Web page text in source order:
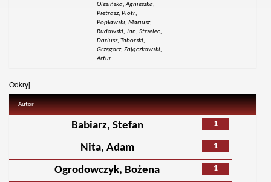
Olesińska, Agnieszka;
Pietrasz, Piotr;
Popławski, Mariusz;
Rudowski, Jan; Strzelec,
Dariusz; Taborski,
Grzegorz; Zajączkowski,
Artur
Odkryj
Autor
1
Babiarz, Stefan
1
Nita, Adam
1
Ogrodowczyk, Bożena